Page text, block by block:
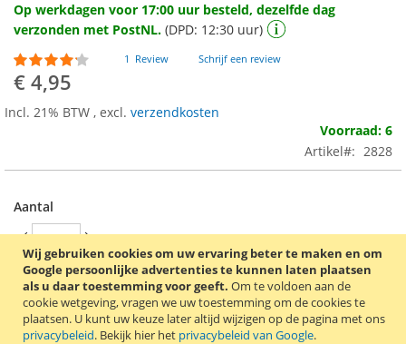
Wij gebruiken cookies om uw ervaring beter te maken en om
Google persoonlijke advertenties te kunnen laten plaatsen
als u daar toestemming voor geeft. Om te voldoen aan de
cookie wetgeving, vragen we uw toestemming om de cookies te
plaatsen. U kunt uw keuze later altijd wijzigen op de pagina met ons
privacybeleid. Bekijk hier het privacybeleid van Google.
van
de
afbeeldingen-
gallerij
Op werkdagen voor 17:00 uur besteld, dezelfde dag
verzonden met PostNL. (DPD: 12:30 uur)
Waardering:
80
% of100
1 Review Schrijf een review
€ 4,95
Incl. 21% BTW , excl. verzendkosten
Voorraad: 6
Artikel
2828
Aantal
In Winkelwagen